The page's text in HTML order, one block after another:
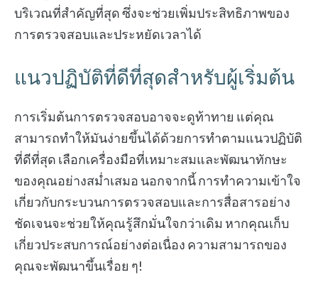
บริเวณที่สำคัญที่สุด ซึ่งจะช่วยเพิ่มประสิทธิภาพของ
การตรวจสอบและประหยัดเวลาได้
แนวปฏิบัติที่ดีที่สุดสำหรับผู้เริ่มต้น
การเริ่มต้นการตรวจสอบอาจจะดูท้าทาย แต่คุณ
สามารถทำให้มันง่ายขึ้นได้ด้วยการทำตามแนวปฏิบัติ
ที่ดีที่สุด เลือกเครื่องมือที่เหมาะสมและพัฒนาทักษะ
ของคุณอย่างสม่ำเสมอ นอกจากนี้ การทำความเข้าใจ
เกี่ยวกับกระบวนการตรวจสอบและการสื่อสารอย่าง
ชัดเจนจะช่วยให้คุณรู้สึกมั่นใจกว่าเดิม หากคุณเก็บ
เกี่ยวประสบการณ์อย่างต่อเนื่อง ความสามารถของ
คุณจะพัฒนาขึ้นเรื่อย ๆ!